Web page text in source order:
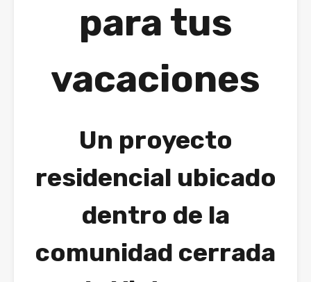
para tus
vacaciones
Un proyecto
residencial ubicado
dentro de la
comunidad cerrada